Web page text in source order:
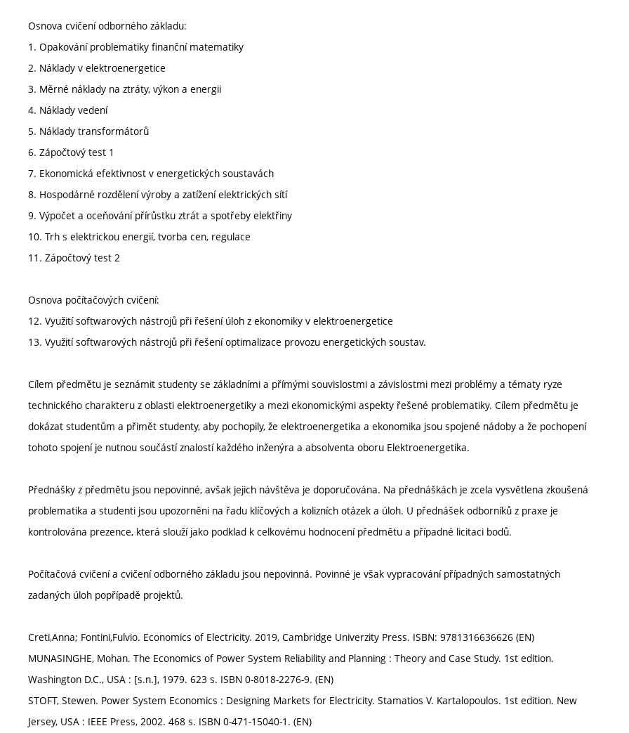
Osnova cvičení odborného základu:
1. Opakování problematiky finanční matematiky
2. Náklady v elektroenergetice
3. Měrné náklady na ztráty, výkon a energii
4. Náklady vedení
5. Náklady transformátorů
6. Zápočtový test 1
7. Ekonomická efektivnost v energetických soustavách
8. Hospodárné rozdělení výroby a zatížení elektrických sítí
9. Výpočet a oceňování přírůstku ztrát a spotřeby elektřiny
10. Trh s elektrickou energií, tvorba cen, regulace
11. Zápočtový test 2
Osnova počítačových cvičení:
12. Využití softwarových nástrojů při řešení úloh z ekonomiky v elektroenergetice
13. Využití softwarových nástrojů při řešení optimalizace provozu energetických soustav.
Cílem předmětu je seznámit studenty se základními a přímými souvislostmi a závislostmi mezi problémy a tématy ryze
technického charakteru z oblasti elektroenergetiky a mezi ekonomickými aspekty řešené problematiky. Cílem předmětu je
dokázat studentům a přimět studenty, aby pochopily, že elektroenergetika a ekonomika jsou spojené nádoby a že pochopení
tohoto spojení je nutnou součástí znalostí každého inženýra a absolventa oboru Elektroenergetika.
Přednášky z předmětu jsou nepovinné, avšak jejich návštěva je doporučována. Na přednáškách je zcela vysvětlena zkoušená
problematika a studenti jsou upozorněni na řadu klíčových a kolizních otázek a úloh. U přednášek odborníků z praxe je
kontrolována prezence, která slouží jako podklad k celkovému hodnocení předmětu a případné licitaci bodů.
Počítačová cvičení a cvičení odborného základu jsou nepovinná. Povinné je však vypracování případných samostatných
zadaných úloh popřípadě projektů.
Creti,Anna; Fontini,Fulvio. Economics of Electricity. 2019, Cambridge Univerzity Press. ISBN: 9781316636626 (EN)
MUNASINGHE, Mohan. The Economics of Power System Reliability and Planning : Theory and Case Study. 1st edition.
Washington D.C., USA : [s.n.], 1979. 623 s. ISBN 0-8018-2276-9. (EN)
STOFT, Stewen. Power System Economics : Designing Markets for Electricity. Stamatios V. Kartalopoulos. 1st edition. New
Jersey, USA : IEEE Press, 2002. 468 s. ISBN 0-471-15040-1. (EN)